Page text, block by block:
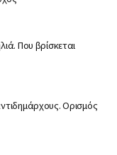
Που βρίσκεται
Ορισμός